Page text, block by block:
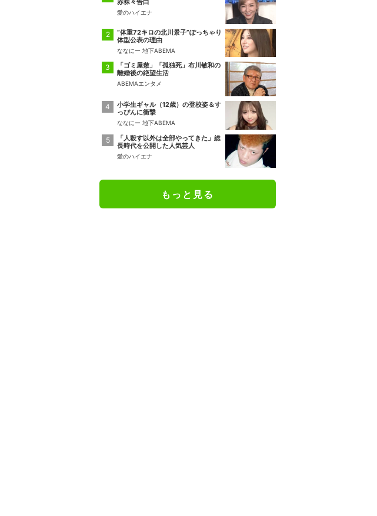
赤裸々告白
愛のハイエナ
“体重72キロの北川景子”ぽっちゃり
体型公表の理由
ななにー 地下ABEMA
「ゴミ屋敷」「孤独死」布川敏和の
離婚後の絶望生活
ABEMAエンタメ
小学生ギャル（12歳）の登校姿＆す
っぴんに衝撃
ななにー 地下ABEMA
「人殺す以外は全部やってきた」総
長時代を公開した人気芸人
愛のハイエナ
もっと見る